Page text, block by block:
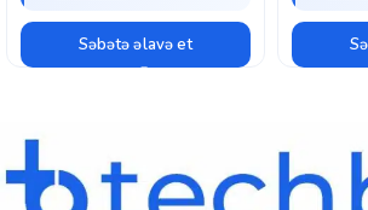
Nəticə etibarilə, HyperX Cloud Stinger 2
səs keyfiyyəti, həm də simsiz azadlığı ilə ciddi
istifadə üçün güvənə biləcəyi funksional və
Səbətə əlavə et